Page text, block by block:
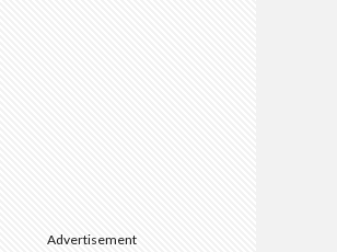
Advertisement